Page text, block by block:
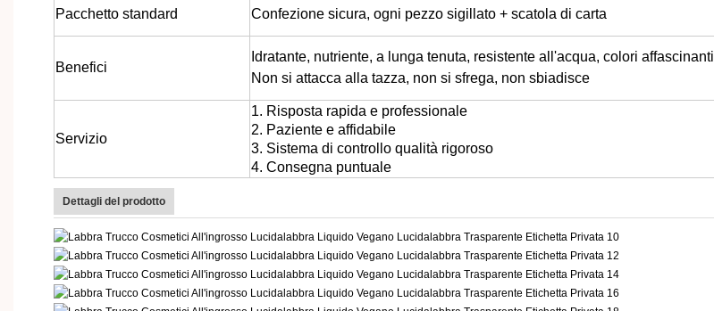
Pacchetto standard Confezione sicura, ogni pezzo sigillato + scatola di carta
Benefici
Idratante, nutriente, a lunga tenuta, resistente all'acqua, colori affascinanti
Non si attacca alla tazza, non si sfrega, non sbiadisce
Servizio
1. Risposta rapida e professionale
2. Paziente e affidabile
3. Sistema di controllo qualità rigoroso
4. Consegna puntuale
Dettagli del prodotto